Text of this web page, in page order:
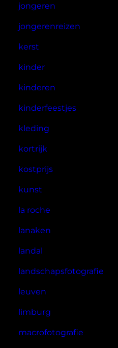
jongeren
jongerenreizen
kerst
kinder
kinderen
kinderfeestjes
kleding
kortrijk
kostprijs
kunst
la roche
lanaken
landal
landschapsfotografie
leuven
limburg
macrofotografie